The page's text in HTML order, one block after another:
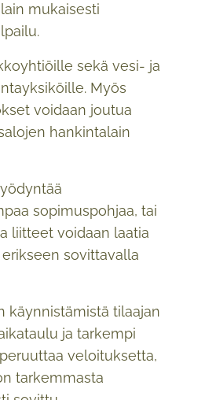
mukaisesti
sekä vesi- ja
Myös
voidaan joutua
hankintalain
sopimuspohjaa, tai
liitteet voidaan laatia
sovittavalla
käynnistämistä tilaajan
ja tarkempi
veloituksetta,
tarkemmasta